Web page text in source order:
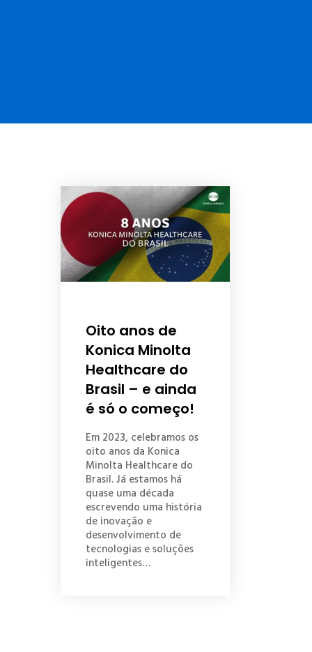
Oito anos de
Konica Minolta
Healthcare do
Brasil – e ainda
é só o começo!
Em 2023, celebramos os
oito anos da Konica
Minolta Healthcare do
Brasil. Já estamos há
quase uma década
escrevendo uma história
de inovação e
desenvolvimento de
tecnologias e soluções
inteligentes…